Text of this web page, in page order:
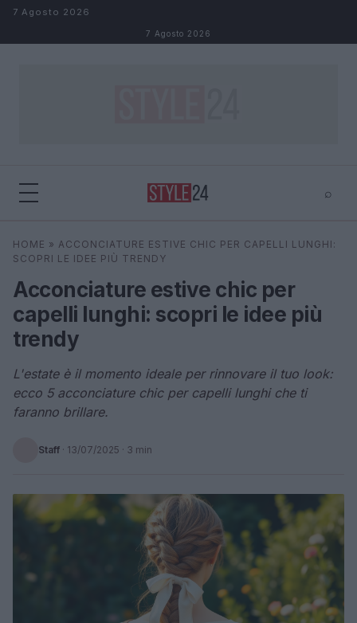
Salta al contenuto
7 Agosto 2026
7 Agosto 2026
⌕
Cerca ⌕ ×
HOME » ACCONCIATURE ESTIVE CHIC PER CAPELLI LUNGHI:
SCOPRI LE IDEE PIÙ TRENDY
Acconciature estive chic per
capelli lunghi: scopri le idee più
trendy
L'estate è il momento ideale per rinnovare il tuo look:
ecco 5 acconciature chic per capelli lunghi che ti
faranno brillare.
Staff · 13/07/2025 · 3 min